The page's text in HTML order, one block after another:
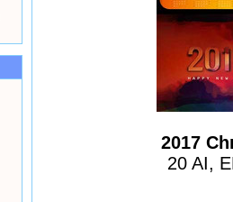
2017
20 AI,